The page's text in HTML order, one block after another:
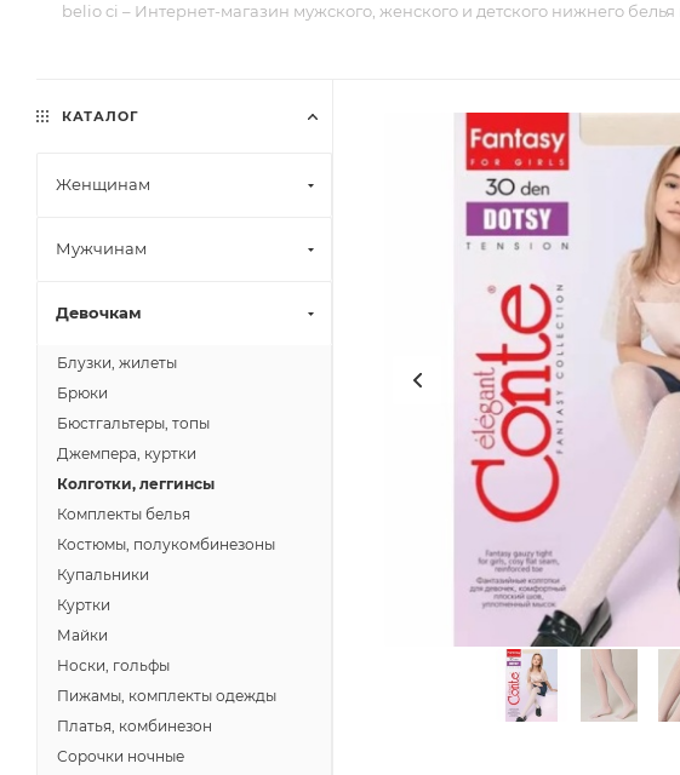
belio ci – Интернет-магазин мужского, женского и детского нижнего белья
КАТАЛОГ
Женщинам
Мужчинам
Девочкам
Блузки, жилеты
Брюки
Бюстгальтеры, топы
Джемпера, куртки
Колготки, леггинсы
Комплекты белья
Костюмы, полукомбинезоны
Купальники
Куртки
Майки
Носки, гольфы
Пижамы, комплекты одежды
Платья, комбинезон
Сорочки ночные